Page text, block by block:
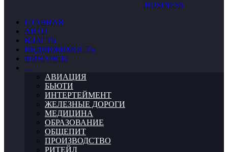
BUSINESS
ГЛАВНАЯ
АВТО
ВЛАСТЬ
НЕДВИЖИМОСТЬ
ФИНАНСЫ
…
АВИАЦИЯ
БЬЮТИ
ИНТЕРТЕЙМЕНТ
ЖЕЛЕЗНЫЕ ДОРОГИ
МЕДИЦИНА
ОБРАЗОВАНИЕ
ОБЩЕПИТ
ПРОИЗВОДСТВО
РИТЕЙЛ